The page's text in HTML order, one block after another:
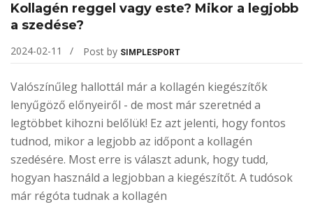
Kollagén reggel vagy este? Mikor a legjobb
a szedése?
2024-02-11 Post by SIMPLESPORT
Valószínűleg hallottál már a kollagén kiegészítők
lenyűgöző előnyeiről - de most már szeretnéd a
legtöbbet kihozni belőlük! Ez azt jelenti, hogy fontos
tudnod, mikor a legjobb az időpont a kollagén
szedésére. Most erre is választ adunk, hogy tudd,
hogyan használd a legjobban a kiegészítőt. A tudósok
már régóta tudnak a kollagén